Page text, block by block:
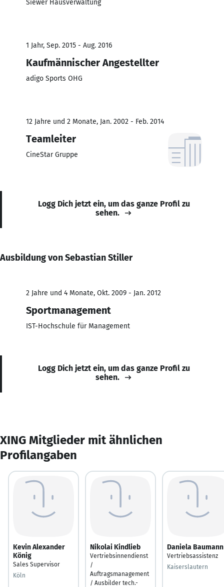
Siewer Hausverwaltung
1 Jahr, Sep. 2015 - Aug. 2016
Kaufmännischer Angestellter
adigo Sports OHG
12 Jahre und 2 Monate, Jan. 2002 - Feb. 2014
Teamleiter
CineStar Gruppe
Logg Dich jetzt ein, um das ganze Profil zu
sehen.
Ausbildung von Sebastian Stiller
2 Jahre und 4 Monate, Okt. 2009 - Jan. 2012
Sportmanagement
IST-Hochschule für Management
Logg Dich jetzt ein, um das ganze Profil zu
sehen.
XING Mitglieder mit ähnlichen
Profilangaben
Kevin Alexander
König
Sales Supervisor
Köln
Nikolai Kindlieb
Vertriebsinnendienst
/
Auftragsmanagement
/ Ausbilder tech.-
Daniela Baumann
Vertriebsassistenz
Kaiserslautern